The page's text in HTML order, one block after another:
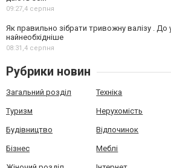
09:27,4 серпня
Як правильно зібрати тривожну валізу .
найнеобхідніше
08:31,4 серпня
Рубрики новин
Загальний розділ Техніка
Туризм Нерухомість
Будівництво Відпочинок
Бізнес Меблі